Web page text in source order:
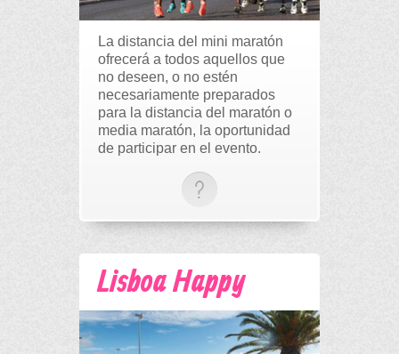
La distancia del mini maratón
ofrecerá a todos aquellos que
no deseen, o no estén
necesariamente preparados
para la distancia del maratón o
media maratón, la oportunidad
de participar en el evento.
Lisboa Happy